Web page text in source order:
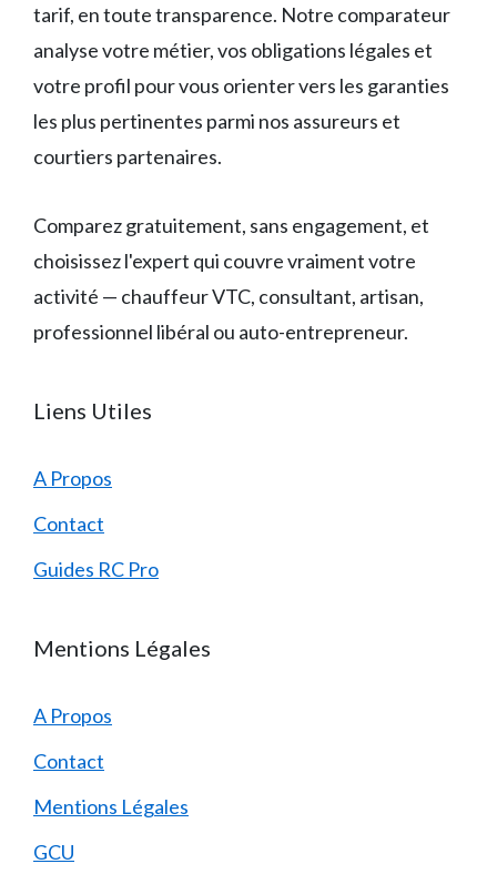
tarif, en toute transparence. Notre comparateur
analyse votre métier, vos obligations légales et
votre profil pour vous orienter vers les garanties
les plus pertinentes parmi nos assureurs et
courtiers partenaires.
Comparez gratuitement, sans engagement, et
choisissez l'expert qui couvre vraiment votre
activité — chauffeur VTC, consultant, artisan,
professionnel libéral ou auto-entrepreneur.
Liens Utiles
A Propos
Contact
Guides RC Pro
Mentions Légales
A Propos
Contact
Mentions Légales
GCU